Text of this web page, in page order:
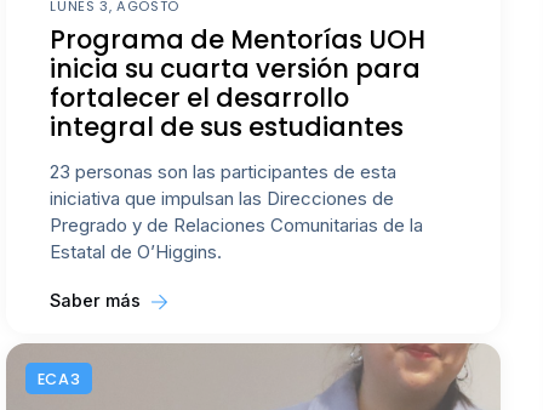
LUNES 3, AGOSTO
Programa de Mentorías UOH
inicia su cuarta versión para
fortalecer el desarrollo
integral de sus estudiantes
23 personas son las participantes de esta
iniciativa que impulsan las Direcciones de
Pregrado y de Relaciones Comunitarias de la
Estatal de O’Higgins.
Saber más
ECA3